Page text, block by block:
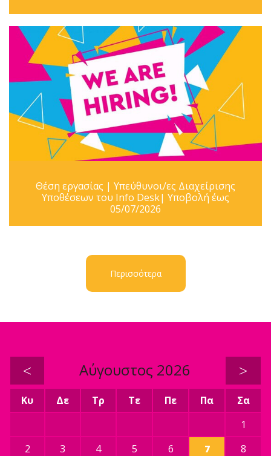
Θέση εργασίας | Υπεύθυνοι/ες Διαχείρισης
Υποθέσεων του Info Desk| Υποβολή έως
05/07/2026
Περισσότερα
< Αύγουστος 2026 >
Κυ Δε Τρ Τε Πε Πα
Σα
1
2
3 4 5 6 7
8